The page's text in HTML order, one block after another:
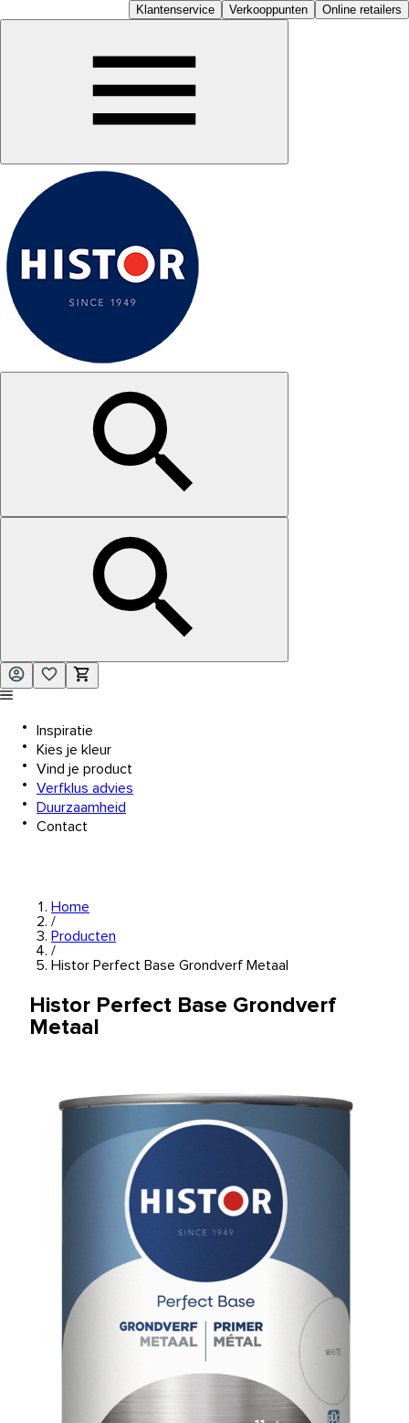
Klantenservice Verkooppunten Online retailers
Inspiratie
Kies je kleur
Vind je product
Verfklus advies
Duurzaamheid
Contact
Home
/
Producten
/
Histor Perfect Base Grondverf Metaal
Histor Perfect Base Grondverf
Metaal